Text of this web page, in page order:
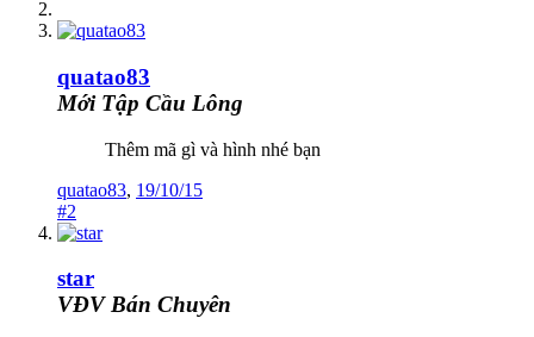
quatao83
Mới Tập Cầu Lông
Thêm mã gì và hình nhé bạn
quatao83, 19/10/15
#2
star
VĐV Bán Chuyên